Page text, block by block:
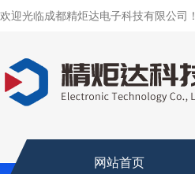
欢迎光临成都精炬达电子科技有限公司！
网站首页